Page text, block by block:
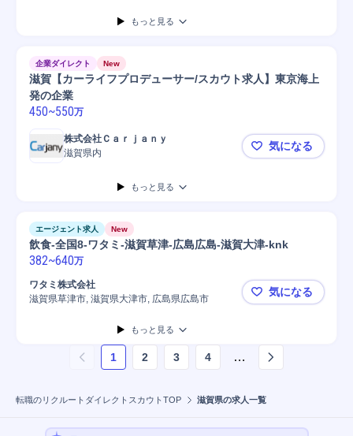
もっと見る
企業ダイレクト New
滋賀【カーライフプロデューサー/スカウト求人】東京海上
発の企業
450~550万
株式会社Ｃａｒｊａｎｙ
滋賀県内
滋賀【カー
気になる
もっと見る
エージェント求人 New
飲食-全国8-ワタミ-滋賀草津-広島広島-滋賀大津-knk
382~640万
ワタミ株式会社
滋賀県草津市, 滋賀県大津市, 広島県広島市
飲食-全国8-
気になる
もっと見る
1 2 3 4 …
ページ1 を表示しています
転職のリクルートダイレクトスカウトTOP 滋賀県の求人一覧